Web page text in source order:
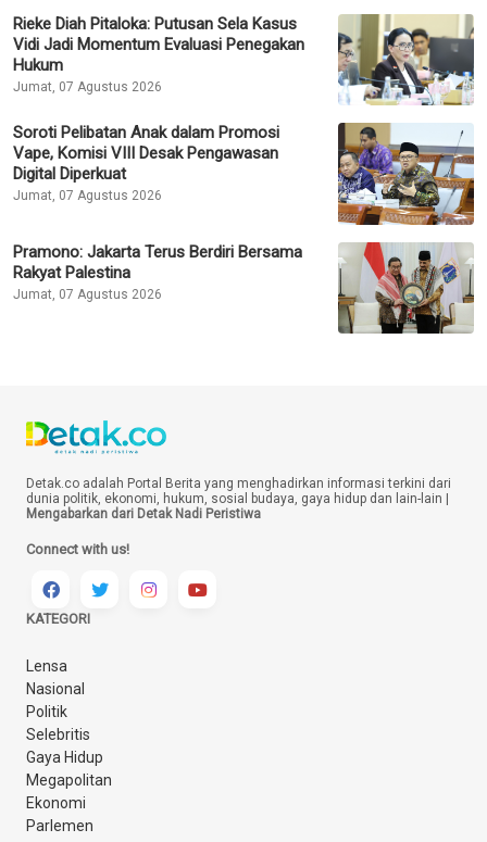
Rieke Diah Pitaloka: Putusan Sela Kasus
Vidi Jadi Momentum Evaluasi Penegakan
Hukum
Jumat, 07 Agustus 2026
Soroti Pelibatan Anak dalam Promosi
Vape, Komisi VIII Desak Pengawasan
Digital Diperkuat
Jumat, 07 Agustus 2026
Pramono: Jakarta Terus Berdiri Bersama
Rakyat Palestina
Jumat, 07 Agustus 2026
Detak.co adalah Portal Berita yang menghadirkan informasi terkini dari
dunia politik, ekonomi, hukum, sosial budaya, gaya hidup dan lain-lain |
Mengabarkan dari Detak Nadi Peristiwa
Connect with us!
KATEGORI
Lensa
Nasional
Politik
Selebritis
Gaya Hidup
Megapolitan
Ekonomi
Parlemen